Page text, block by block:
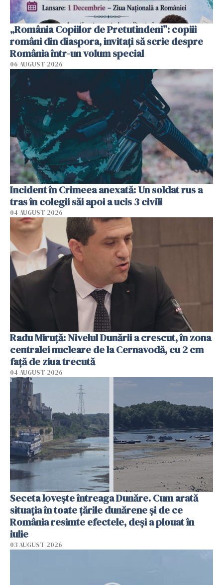
„România Copiilor de Pretutindeni”: copiii
români din diaspora, invitați să scrie despre
România într-un volum special
06 AUGUST 2026
Incident în Crimeea anexată: Un soldat rus a
tras în colegii săi apoi a ucis 3 civili
04 AUGUST 2026
Radu Miruţă: Nivelul Dunării a crescut, în zona
centralei nucleare de la Cernavodă, cu 2 cm
faţă de ziua trecută
04 AUGUST 2026
Seceta lovește întreaga Dunăre. Cum arată
situația în toate țările dunărene și de ce
România resimte efectele, deși a plouat în
iulie
03 AUGUST 2026